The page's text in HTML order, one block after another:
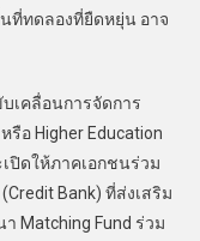
ที่ทดลองที่ยืดหยุ่น อาจ
คลื่อนการจัดการ
อ Higher Education
ปิดให้ภาคเอกชนร่วม
Bank) ที่ส่งเสริม
Matching Fund ร่วม